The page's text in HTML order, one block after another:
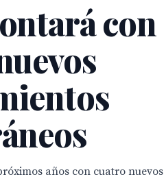
con
años con cuatro nuevos